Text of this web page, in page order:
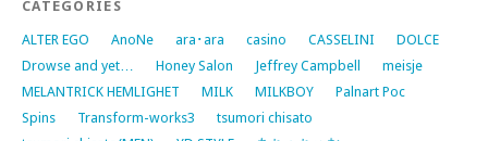
CATEGORIES
ALTER EGO AnoNe ara･ara casino CASSELINI
DOLCE
Drowse and yet…
Honey Salon Jeffrey Campbell
meisje
MELANTRICK HEMLIGHET
MILK MILKBOY
Palnart Poc
Spins
Transform-works3
tsumori chisato